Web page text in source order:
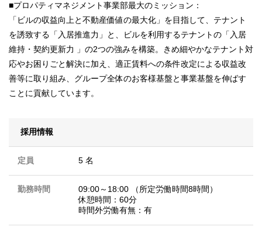
■プロパティマネジメント事業部最大のミッション：
「ビルの収益向上と不動産価値の最大化」を目指して、テナント
を誘致する「入居推進力」と、ビルを利用するテナントの「入居
維持・契約更新力 」の2つの強みを構築。きめ細やかなテナント対
応やお困りごと解決に加え、適正賃料への条件改定による収益改
善等に取り組み、グループ全体のお客様基盤と事業基盤を伸ばす
ことに貢献しています。
採用情報
定員 5 名
勤務時間
09:00～18:00 （所定労働時間8時間）
休憩時間：60分
時間外労働有無：有